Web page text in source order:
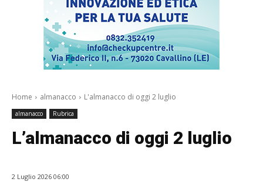
Home almanacco L'almanacco di oggi 2 luglio
almanacco Rubrica
L’almanacco di oggi 2 luglio
2 Luglio 2026 06:00